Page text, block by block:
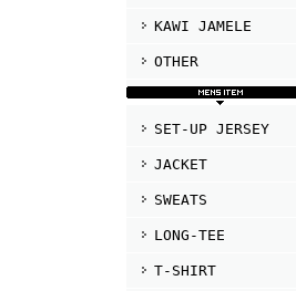
KAWI JAMELE
OTHER
SET-UP JERSEY
JACKET
SWEATS
LONG-TEE
T-SHIRT